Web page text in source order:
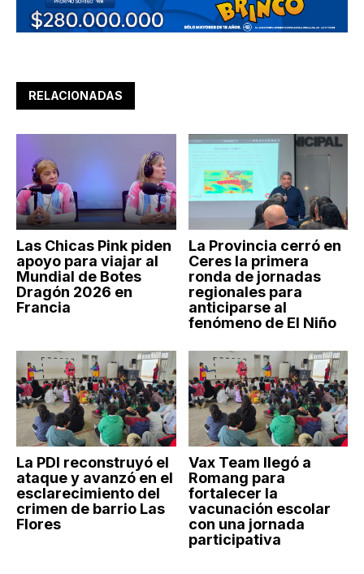
RELACIONADAS
Las Chicas Pink piden
apoyo para viajar al
Mundial de Botes
Dragón 2026 en
Francia
La Provincia cerró en
Ceres la primera
ronda de jornadas
regionales para
anticiparse al
fenómeno de El Niño
La PDI reconstruyó el
ataque y avanzó en el
esclarecimiento del
crimen de barrio Las
Flores
Vax Team llegó a
Romang para
fortalecer la
vacunación escolar
con una jornada
participativa